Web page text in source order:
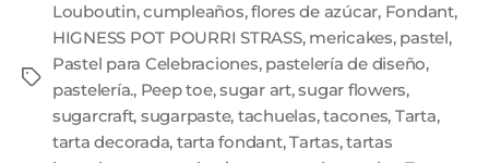
Louboutin,cumpleaños,flores de azúcar, Fondant,
HIGNESS POT POURRI STRASS, mericakes, pastel,
Pastel para Celebraciones, pastelería de diseño,
pastelería., Peep toe,sugar art,sugar flowers,
sugarcraft, sugarpaste, tachuelas,tacones, Tarta,
tarta decorada, tarta fondant,Tartas,tartas